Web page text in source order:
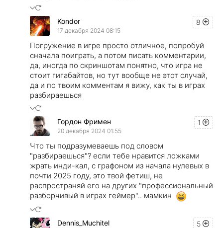
8
Kondor
17 декабря 2024 08:15
Погружение в игре просто отличное, попробуй
сначала поиграть, а потом писать комментарии,
да, иногда по скриншотам понятно, что игра не
стоит гигабайтов, но тут вообще не этот случай,
да и по твоим комментам я вижу, как ты в играх
разбираешься
1
Гордон Фримен
20 декабря 2024 01:55
Что ты подразумеваешь под словом
"разбираешься"? если тебе нравится ложками
жрать инди-кал, с графоном из начала нулевых в
почти 2025 году, это твой фетиш, не
распространяй его на других "профессиональный
разборчивый в играх геймер".. мамкин
5
Dennis_Muchitel